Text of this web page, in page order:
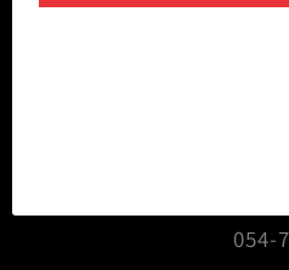
054-